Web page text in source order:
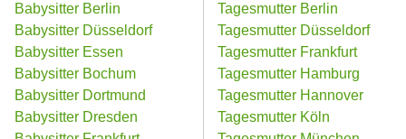
Babysitter Berlin
Babysitter Düsseldorf
Babysitter Essen
Babysitter Bochum
Babysitter Dortmund
Babysitter Dresden
Tagesmutter Berlin
Tagesmutter Düsseldorf
Tagesmutter Frankfurt
Tagesmutter Hamburg
Tagesmutter Hannover
Tagesmutter Köln